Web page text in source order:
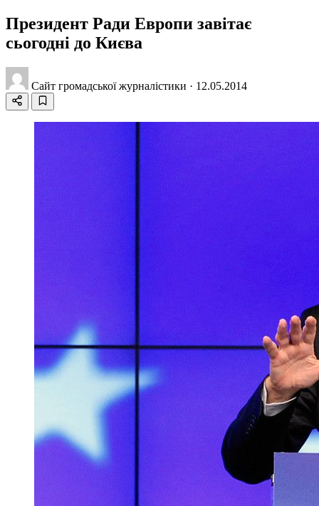
Президент Ради Европи завітає
сьогодні до Києва
Сайт громадської журналістики · 12.05.2014